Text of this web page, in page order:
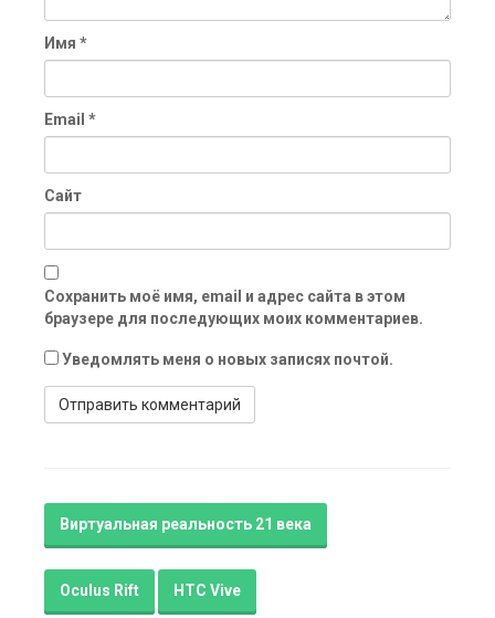
Имя *
Email *
Сайт
Сохранить моё имя, email и адрес сайта в этом
браузере для последующих моих комментариев.
Уведомлять меня о новых записях почтой.
Виртуальная реальность 21 века
Oculus Rift HTC Vive